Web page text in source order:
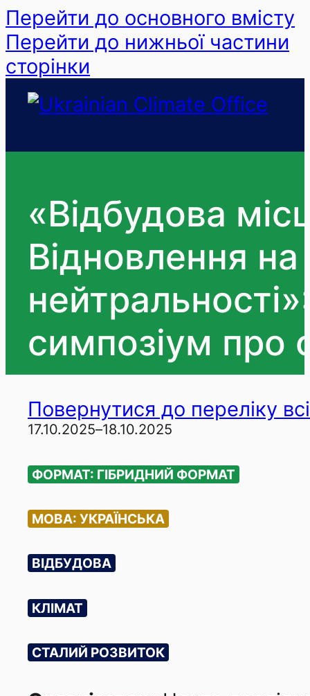
Перейти до основного вмісту
Перейти до нижньої частини
сторінки
«Відбудова
Відновлення
симпозіум про
Повернутися до переліку
17.10.2025–18.10.2025
ФОРМАТ: ГІБРИДНИЙ ФОРМАТ
МОВА: УКРАЇНСЬКА
ВІДБУДОВА
КЛІМАТ
СТАЛИЙ РОЗВИТОК